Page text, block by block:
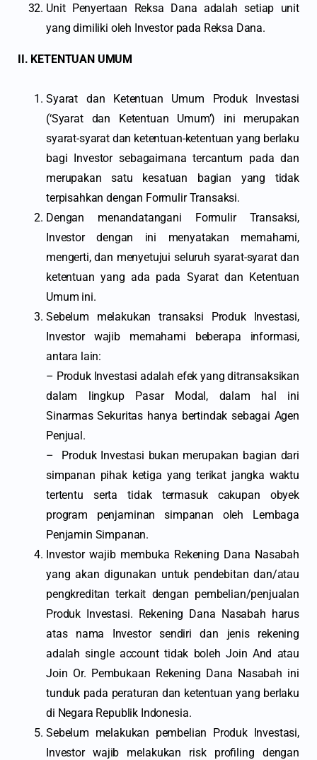
Unit Penyertaan Reksa Dana adalah setiap unit
yang dimiliki oleh Investor pada Reksa Dana.
II. KETENTUAN UMUM
Syarat dan Ketentuan Umum Produk Investasi
(‘Syarat dan Ketentuan Umum’) ini merupakan
syarat-syarat dan ketentuan-ketentuan yang berlaku
bagi Investor sebagaimana tercantum pada dan
merupakan satu kesatuan bagian yang tidak
terpisahkan dengan Formulir Transaksi.
Dengan menandatangani Formulir Transaksi,
Investor dengan ini menyatakan memahami,
mengerti, dan menyetujui seluruh syarat-syarat dan
ketentuan yang ada pada Syarat dan Ketentuan
Umum ini.
Sebelum melakukan transaksi Produk Investasi,
Investor wajib memahami beberapa informasi,
antara lain:
– Produk Investasi adalah efek yang ditransaksikan
dalam lingkup Pasar Modal, dalam hal ini
Sinarmas Sekuritas hanya bertindak sebagai Agen
Penjual.
– Produk Investasi bukan merupakan bagian dari
simpanan pihak ketiga yang terikat jangka waktu
tertentu serta tidak termasuk cakupan obyek
program penjaminan simpanan oleh Lembaga
Penjamin Simpanan.
Investor wajib membuka Rekening Dana Nasabah
yang akan digunakan untuk pendebitan dan/atau
pengkreditan terkait dengan pembelian/penjualan
Produk Investasi. Rekening Dana Nasabah harus
atas nama Investor sendiri dan jenis rekening
adalah single account tidak boleh Join And atau
Join Or. Pembukaan Rekening Dana Nasabah ini
tunduk pada peraturan dan ketentuan yang berlaku
di Negara Republik Indonesia.
Sebelum melakukan pembelian Produk Investasi,
Investor wajib melakukan risk profiling dengan